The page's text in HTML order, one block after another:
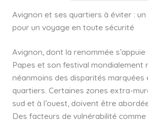
Avignon et ses quartiers à éviter :
pour un voyage en toute sécurité
Avignon, dont la renommée
Papes et son festival mondialement
néanmoins des disparités marquées
quartiers. Certaines zones extra-
sud et à l’ouest, doivent être
Des facteurs de vulnérabilité